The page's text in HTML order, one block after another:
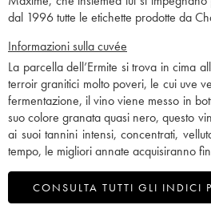
dal 1996 tutte le etichette prodotte da
Informazioni sulla cuvée
La parcella dell’Ermite si trova in cima
terroir granitici molto poveri, le cui uve
fermentazione, il vino viene messo in
suo colore granata quasi nero, questo
ai suoi tannini intensi, concentrati,
tempo, le migliori annate acquisiranno
CONSULTA TUTTI GLI INDICI